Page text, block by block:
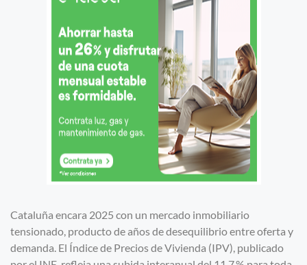
Cataluña encara 2025 con un mercado inmobiliario
tensionado, producto de años de desequilibrio entre oferta y
demanda. El Índice de Precios de Vivienda (IPV), publicado